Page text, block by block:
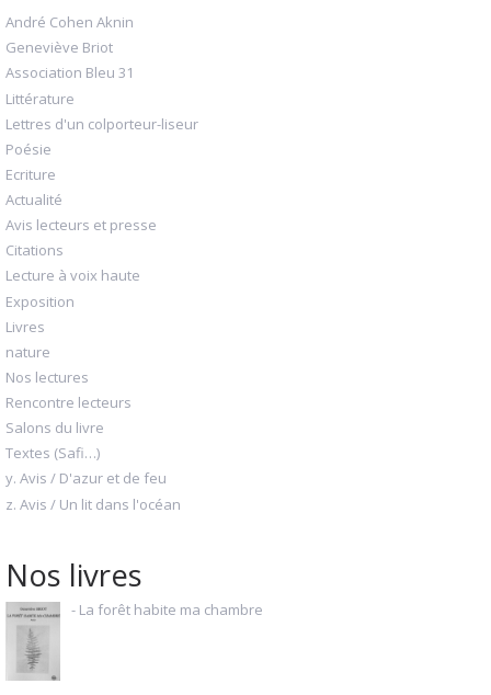
André Cohen Aknin
Geneviève Briot
Association Bleu 31
Littérature
Lettres d'un colporteur-liseur
Poésie
Ecriture
Actualité
Avis lecteurs et presse
Citations
Lecture à voix haute
Exposition
Livres
nature
Nos lectures
Rencontre lecteurs
Salons du livre
Textes (Safi…)
y. Avis / D'azur et de feu
z. Avis / Un lit dans l'océan
Nos livres
- La forêt habite ma chambre